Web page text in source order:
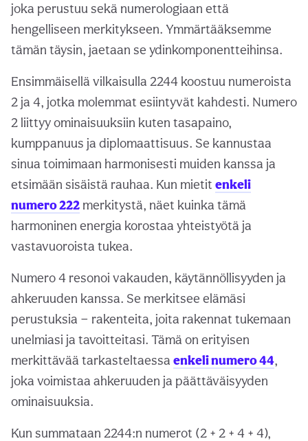
joka perustuu sekä numerologiaan että
hengelliseen merkitykseen. Ymmärtääksemme
tämän täysin, jaetaan se ydinkomponentteihinsa.
Ensimmäisellä vilkaisulla 2244 koostuu numeroista
2 ja 4, jotka molemmat esiintyvät kahdesti. Numero
2 liittyy ominaisuuksiin kuten tasapaino,
kumppanuus ja diplomaattisuus. Se kannustaa
sinua toimimaan harmonisesti muiden kanssa ja
etsimään sisäistä rauhaa. Kun mietit enkeli
numero 222 merkitystä, näet kuinka tämä
harmoninen energia korostaa yhteistyötä ja
vastavuoroista tukea.
Numero 4 resonoi vakauden, käytännöllisyyden ja
ahkeruuden kanssa. Se merkitsee elämäsi
perustuksia — rakenteita, joita rakennat tukemaan
unelmiasi ja tavoitteitasi. Tämä on erityisen
merkittävää tarkasteltaessa enkeli numero 44,
joka voimistaa ahkeruuden ja päättäväisyyden
ominaisuuksia.
Kun summataan 2244:n numerot (2 + 2 + 4 + 4),